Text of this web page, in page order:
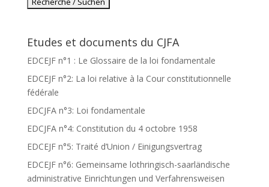
Etudes et documents du CJFA
EDCEJF n°1 : Le Glossaire de la loi fondamentale
EDCEJF n°2: La loi relative à la Cour constitutionnelle
fédérale
EDCJFA n°3: Loi fondamentale
EDCJFA n°4: Constitution du 4 octobre 1958
EDCEJF n°5: Traité d’Union / Einigungsvertrag
EDCEJF n°6: Gemeinsame lothringisch-saarländische
administrative Einrichtungen und Verfahrensweisen